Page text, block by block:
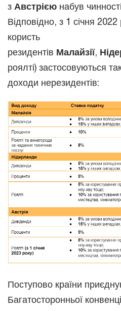
з Австрією набув
Відповідно, з 1 січня
користь
резидентів Малайзії,
роялті) застосовуються
доходи нерезидентів:
Поступово країни
Багатосторонньої